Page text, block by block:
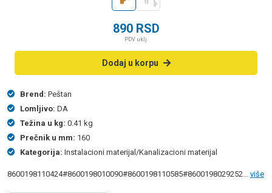
890 RSD
PDV uklj.
Dodaj u korpu
Brend: Peštan
Lomljivo: DA
Težina u kg: 0.41 kg
Prečnik u mm: 160
Kategorija: Instalacioni materijal/Kanalizacioni materijal
8600198110424#8600198010090#8600198110585#8600198029252... više